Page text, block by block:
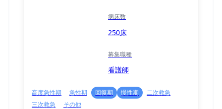
病床数
250床
募集職種
看護師
高度急性期 急性期 回復期 慢性期
二次救急
三次救急
その他